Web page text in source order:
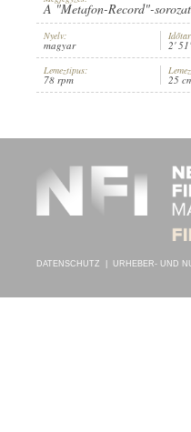
INTERPRET: GYÁRFÁS DEZSŐ,
A "Metafon-Record"-
Nyelv:
magyar 2'
Lemeztípus:
78 rpm 25
DATENSCHUTZ URHEBER- UND